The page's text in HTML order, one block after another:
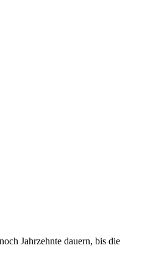
Jahrzehnte dauern, bis die